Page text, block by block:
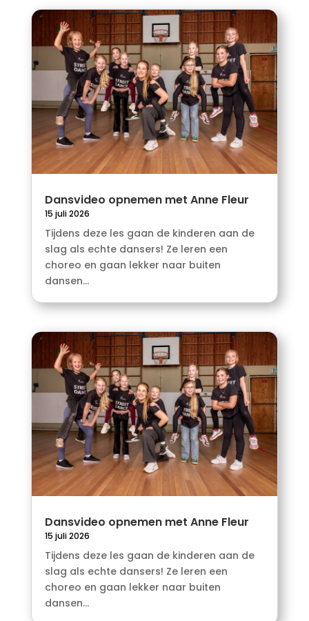
Dansvideo opnemen met Anne Fleur
15 juli 2026
Tijdens deze les gaan de kinderen aan de
slag als echte dansers! Ze leren een
choreo en gaan lekker naar buiten
dansen...
Dansvideo opnemen met Anne Fleur
15 juli 2026
Tijdens deze les gaan de kinderen aan de
slag als echte dansers! Ze leren een
choreo en gaan lekker naar buiten
dansen...